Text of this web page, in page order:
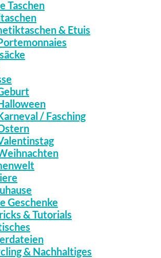
Taschen
& Etuis
/ Fasching
Geschenke
& Tutorials
& Nachhaltiges